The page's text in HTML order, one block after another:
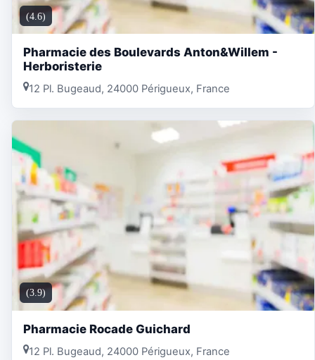
(4.6)
Pharmacie des Boulevards Anton&Willem -
Herboristerie
12 Pl. Bugeaud, 24000 Périgueux, France
(3.9)
Pharmacie Rocade Guichard
12 Pl. Bugeaud, 24000 Périgueux, France